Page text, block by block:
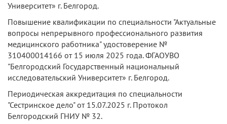
Университет» г. Белгород.
Повышение квалификации по специальности "Актуальные
вопросы непрерывного профессионального развития
медицинского работника" удостоверение №
310400014166 от 15 июля 2025 года. ФГАОУВО
"Белгородский Государственный национальный
исследовательский Университет» г. Белгород.
Периодическая аккредитация по специальности
"Сестринское дело" от 15.07.2025 г. Протокол
Белгородский ГНИУ № 32.